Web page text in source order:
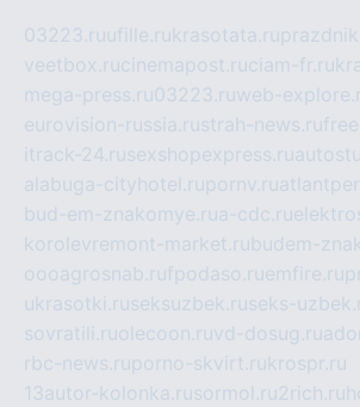
03223.ruufille.rukrasotata.ru
veetbox.rucinemapost.ruciam-fr.ru
mega-press.ru03223.ruweb-
eurovision-russia.rustrah-news.ru
itrack-24.rusexshopexpress.ru
alabuga-cityhotel.rupornv.ru
bud-em-znakomye.rua-cdc.ru
korolevremont-market.rubudem-
oooagrosnab.rufpodaso.ruemfire.ru
ukrasotki.ruseksuzbek.ruseks-
sovratili.ruolecoon.ruvd-dosug.ru
rbc-news.ruporno-skvirt.rukrospr.ru
13autor-kolonka.rusormol.ru2rich.ru